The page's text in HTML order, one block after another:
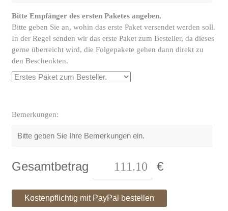
Bitte Empfänger des ersten Paketes angeben.
Bitte geben Sie an, wohin das erste Paket versendet werden soll.
In der Regel senden wir das erste Paket zum Besteller, da dieses
gerne überreicht wird, die Folgepakete gehen dann direkt zu
den Beschenkten.
Bemerkungen:
Gesamtbetrag €